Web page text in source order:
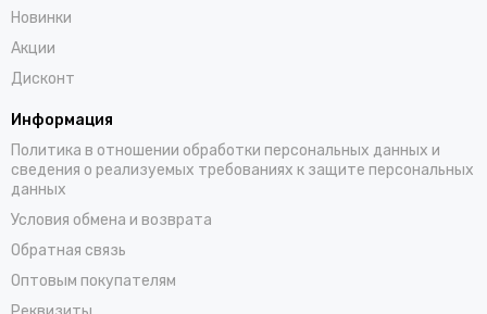
Новинки
Акции
Дисконт
Информация
Политика в отношении обработки персональных данных и
сведения о реализуемых требованиях к защите персональных
данных
Условия обмена и возврата
Обратная связь
Оптовым покупателям